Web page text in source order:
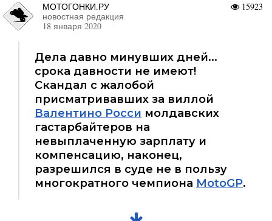
15923
МОТОГОНКИ.РУ
новостная редакция
18 января 2020
Дела давно минувших дней...
срока давности не имеют!
Скандал с жалобой
присматривавших за виллой
Валентино Росси молдавских
гастарбайтеров на
невыплаченную зарплату и
компенсацию, наконец,
разрешился в суде не в пользу
многократного чемпиона MotoGP.